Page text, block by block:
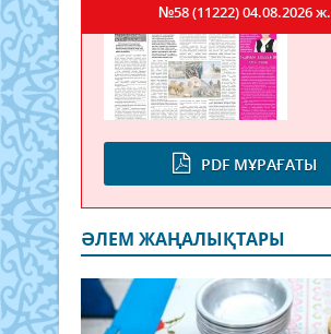
PDF МҰРАҒАТЫ
№58 (11222)04.08.2026 ж.
ӘЛЕМ ЖАҢАЛЫҚТАРЫ